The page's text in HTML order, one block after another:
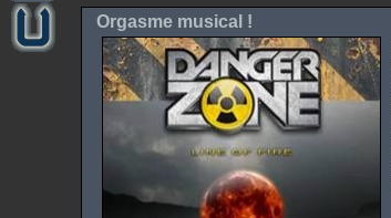
Orgasme musical !